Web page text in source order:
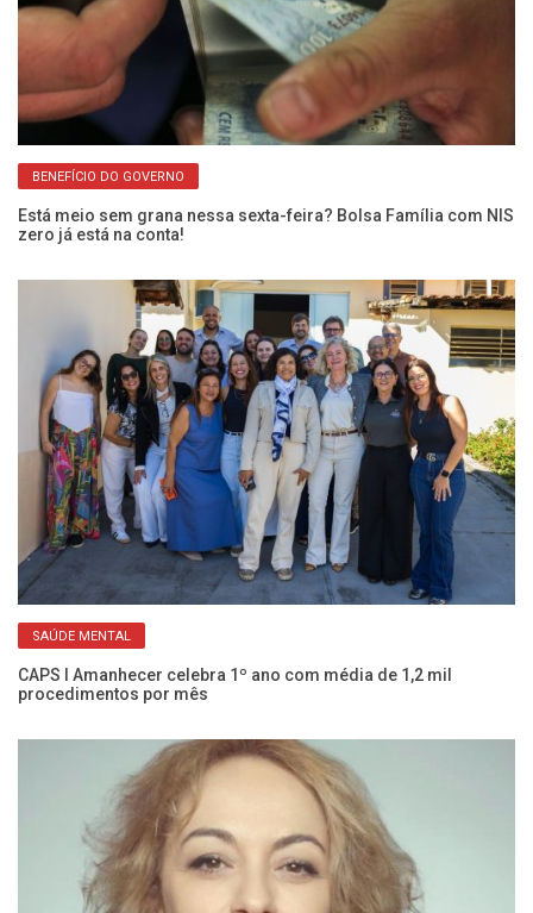
BENEFÍCIO DO GOVERNO
Está meio sem grana nessa sexta-feira? Bolsa Família com NIS
zero já está na conta!
SAÚDE MENTAL
CAPS I Amanhecer celebra 1º ano com média de 1,2 mil
procedimentos por mês